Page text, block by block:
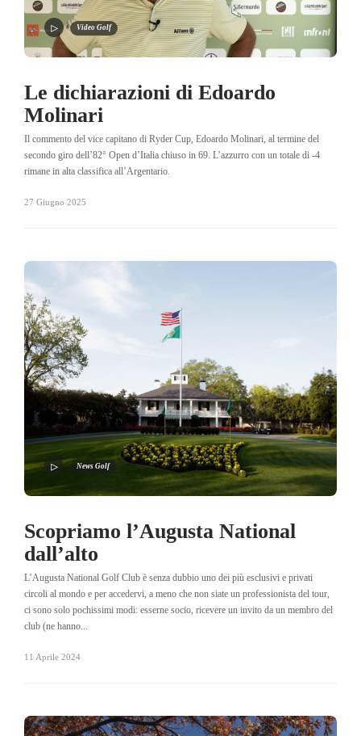
Video Golf
Le dichiarazioni di Edoardo
Molinari
Il commento del vice capitano di Ryder Cup, Edoardo Molinari, al termine del
secondo giro dell’82° Open d’Italia chiuso in 69. L’azzurro con un totale di -4
rimane in alta classifica all’Argentario.
27 Giugno 2025
News Golf
Scopriamo l’Augusta National
dall’alto
L’Augusta National Golf Club è senza dubbio uno dei più esclusivi e privati
circoli al mondo e per accedervi, a meno che non siate un professionista del tour,
ci sono solo pochissimi modi: esserne socio, ricevere un invito da un membro del
club (ne hanno...
11 Aprile 2024